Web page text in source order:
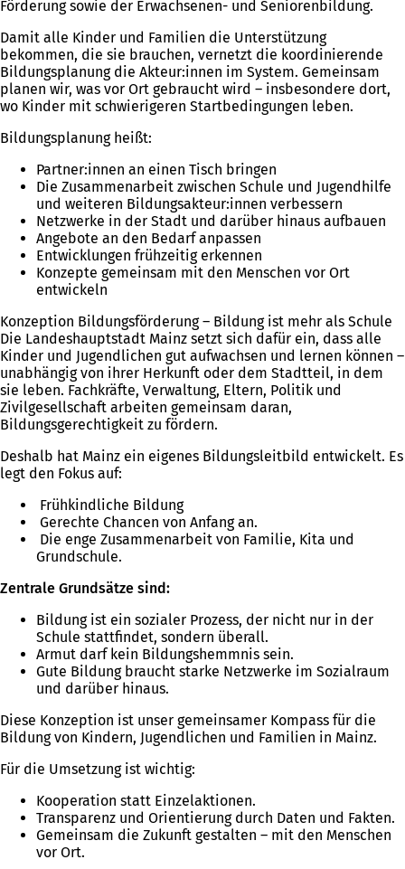
Förderung sowie der Erwachsenen- und Seniorenbildung.
Damit alle Kinder und Familien die Unterstützung
bekommen, die sie brauchen, vernetzt die koordinierende
Bildungsplanung die Akteur:innen im System. Gemeinsam
planen wir, was vor Ort gebraucht wird – insbesondere dort,
wo Kinder mit schwierigeren Startbedingungen leben.
Bildungsplanung heißt:
Partner:innen an einen Tisch bringen
Die Zusammenarbeit zwischen Schule und Jugendhilfe
und weiteren Bildungsakteur:innen verbessern
Netzwerke in der Stadt und darüber hinaus aufbauen
Angebote an den Bedarf anpassen
Entwicklungen frühzeitig erkennen
Konzepte gemeinsam mit den Menschen vor Ort
entwickeln
Konzeption Bildungsförderung – Bildung ist mehr als Schule
Die Landeshauptstadt Mainz setzt sich dafür ein, dass alle
Kinder und Jugendlichen gut aufwachsen und lernen können –
unabhängig von ihrer Herkunft oder dem Stadtteil, in dem
sie leben. Fachkräfte, Verwaltung, Eltern, Politik und
Zivilgesellschaft arbeiten gemeinsam daran,
Bildungsgerechtigkeit zu fördern.
Deshalb hat Mainz ein eigenes Bildungsleitbild entwickelt. Es
legt den Fokus auf:
Frühkindliche Bildung
Gerechte Chancen von Anfang an.
Die enge Zusammenarbeit von Familie, Kita und
Grundschule.
Zentrale Grundsätze sind:
Bildung ist ein sozialer Prozess, der nicht nur in der
Schule stattfindet, sondern überall.
Armut darf kein Bildungshemmnis sein.
Gute Bildung braucht starke Netzwerke im Sozialraum
und darüber hinaus.
Diese Konzeption ist unser gemeinsamer Kompass für die
Bildung von Kindern, Jugendlichen und Familien in Mainz.
Für die Umsetzung ist wichtig:
Kooperation statt Einzelaktionen.
Transparenz und Orientierung durch Daten und Fakten.
Gemeinsam die Zukunft gestalten – mit den Menschen
vor Ort.